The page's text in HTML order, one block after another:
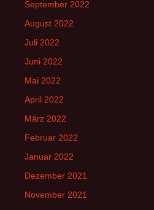
September 2022
August 2022
Juli 2022
Juni 2022
Mai 2022
April 2022
März 2022
Februar 2022
Januar 2022
Dezember 2021
November 2021